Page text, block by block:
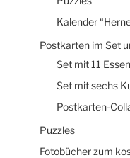
Kalender
Postkarten im Set
Set mit 11
Set mit sechs
Postkarten-
Puzzles
Fotobücher zum